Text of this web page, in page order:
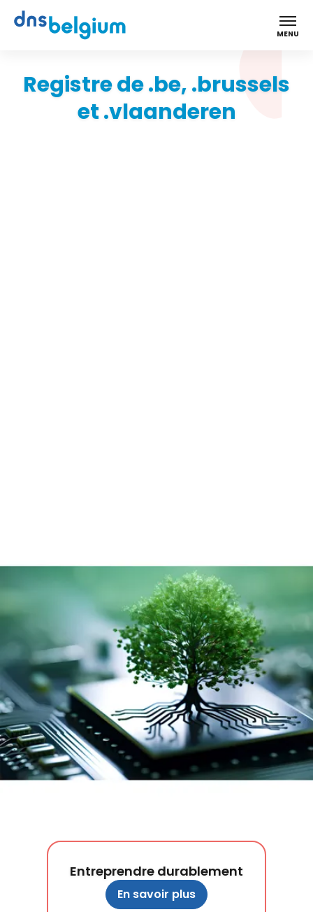
DNS Belgium
MENU
Registre de .be, .brussels
et .vlaanderen
Entreprendre durablement
En savoir plus